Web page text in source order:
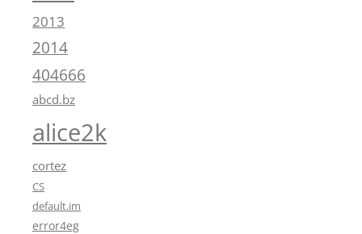
2013
2014
404666
abcd.bz
alice2k
cortez
CS
default.im
error4eg